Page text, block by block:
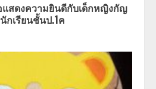
แสดงความยินดีกับเด็กหญิงกัญ
กเรียนชั้นป.1ค